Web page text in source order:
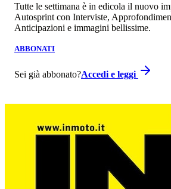
Tutte le settimana è in edicola il nuovo
Autosprint con Interviste,
Anticipazioni e immagini bellissime.
ABBONATI
Sei già abbonato?Accedi e leggi